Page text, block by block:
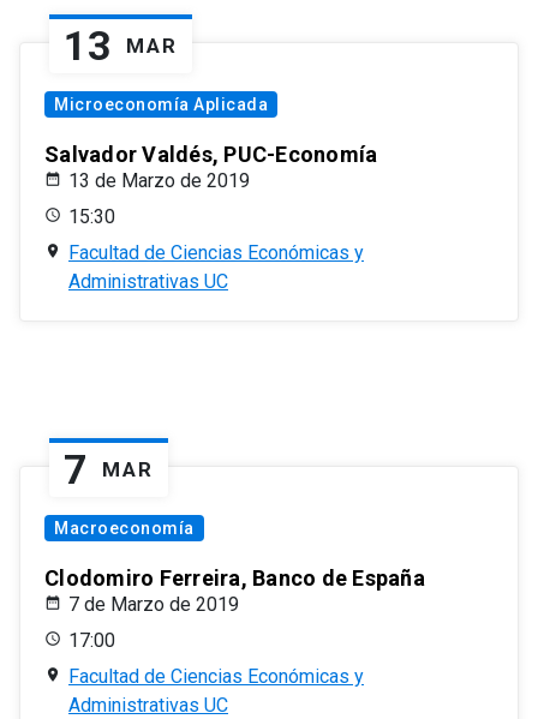
13 MAR
Microeconomía Aplicada
Salvador Valdés, PUC-Economía
13 de Marzo de 2019
15:30
Facultad de Ciencias Económicas y
Administrativas UC
7 MAR
Macroeconomía
Clodomiro Ferreira, Banco de España
7 de Marzo de 2019
17:00
Facultad de Ciencias Económicas y
Administrativas UC